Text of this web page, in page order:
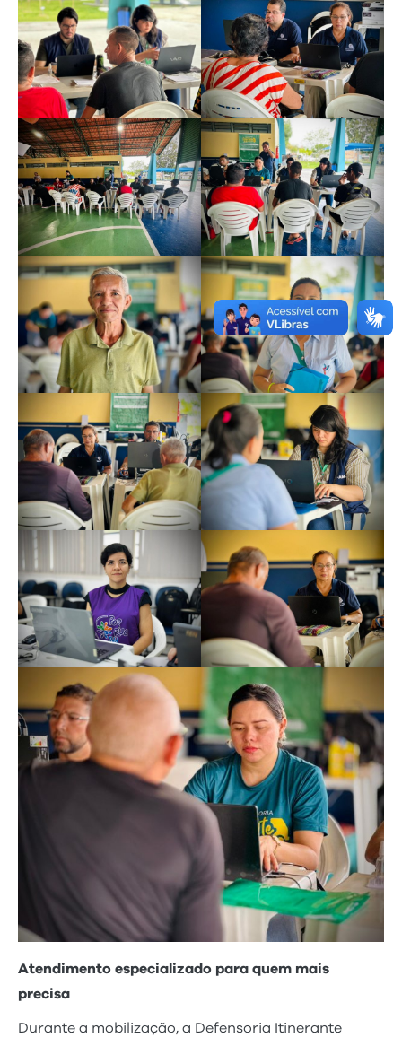
Atendimento especializado para quem mais
precisa
Durante a mobilização, a Defensoria Itinerante